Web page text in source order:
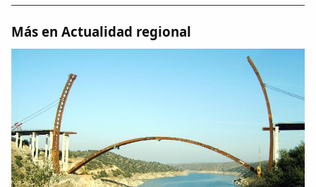
Más en Actualidad regional